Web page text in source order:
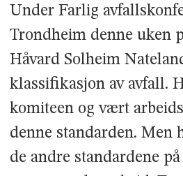
Under Farlig
Trondheim denne uken
Håvard Solheim
klassifikasjon av avfall.
komiteen og vært
denne standarden. Men
de andre standardene